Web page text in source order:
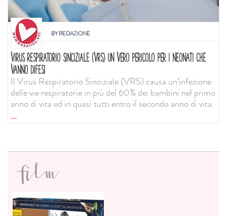
BYREDAZIONE
VIRUS RESPIRATORIO SINCIZIALE (VRS) UN VERO PERICOLO PER I NEONATI CHE
VANNO DIFESI
Il Virus Respiratorio Sinciziale (VRS) causa un’infezione
delle vie respiratorie in più del 60% dei bambini nel primo
anno di vita ed in quasi tutti entro il secondo anno di vita.
...
film